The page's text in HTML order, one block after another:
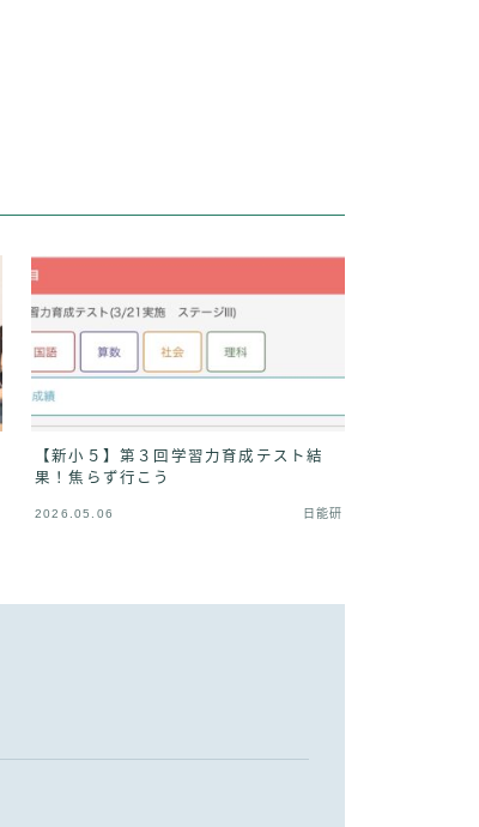
【新小５】第３回学習力育成テスト結
果！焦らず行こう
2026.05.06 日能研